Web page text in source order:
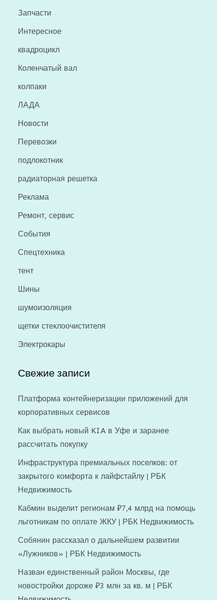
Запчасти
Интересное
квадроцикл
Коленчатый вал
колпаки
ЛАДА
Новости
Перевозки
подлокотник
радиаторная решетка
Реклама
Ремонт, сервис
События
Спецтехника
тент
Шины
шумоизоляция
щетки стеклоочистителя
Электрокары
Свежие записи
Платформа контейнеризации приложений для
корпоративных сервисов
Как выбрать новый KIA в Уфе и заранее
рассчитать покупку
Инфраструктура премиальных поселков: от
закрытого комфорта к лайфстайлу | РБК
Недвижимость
Кабмин выделит регионам ₽7,4 млрд на помощь
льготникам по оплате ЖКУ | РБК Недвижимость
Собянин рассказал о дальнейшем развитии
«Лужников» | РБК Недвижимость
Назван единственный район Москвы, где
новостройки дороже ₽3 млн за кв. м | РБК